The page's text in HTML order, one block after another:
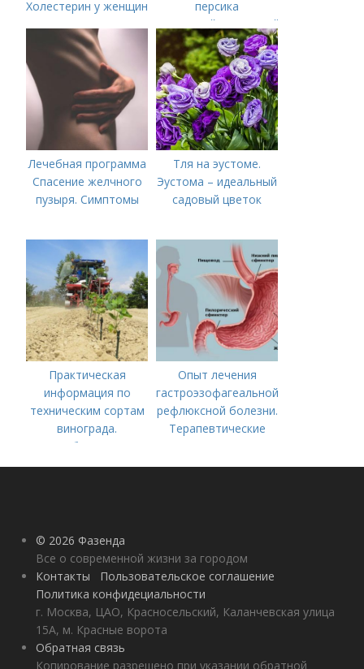
Холестерин у женщин
персика
(советский,солнечный,
новость степи,
пушистый ранний)
Лечебная программа
Спасение желчного
пузыря. Симптомы
Тля на эустоме.
Эустома – идеальный
садовый цветок
Практическая
информация по
техническим сортам
винограда.
Особенности
технических сортов
Опыт лечения
гастроэзофагеальной
рефлюксной болезни.
Терапевтические
гастроэзофагеальной
© 2026 Фазенда
Все о современной жизни за городом
Контакты
Пользовательское соглашение
Политика конфидециальности
г. Москва, ЦАО, Красносельский, Каланчевская улица
15А, м. Красные ворота
Обратная связь
Копирование разрешено при указании обратной